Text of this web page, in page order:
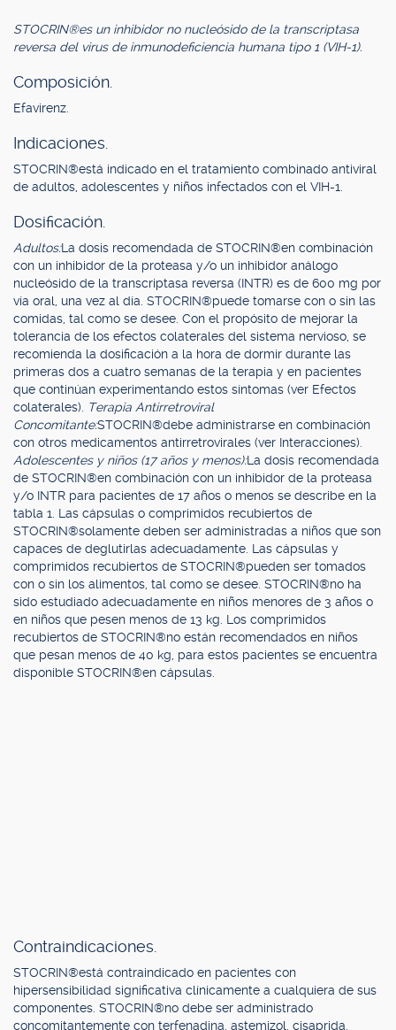
STOCRIN®es un inhibidor no nucleósido de la transcriptasa
reversa del virus de inmunodeficiencia humana tipo 1 (VIH-1).
Composición.
Efavirenz.
Indicaciones.
STOCRIN®está indicado en el tratamiento combinado antiviral
de adultos, adolescentes y niños infectados con el VIH-1.
Dosificación.
Adultos:La dosis recomendada de STOCRIN®en combinación
con un inhibidor de la proteasa y/o un inhibidor análogo
nucleósido de la transcriptasa reversa (INTR) es de 600 mg por
vía oral, una vez al día. STOCRIN®puede tomarse con o sin las
comidas, tal como se desee. Con el propósito de mejorar la
tolerancia de los efectos colaterales del sistema nervioso, se
recomienda la dosificación a la hora de dormir durante las
primeras dos a cuatro semanas de la terapia y en pacientes
que continúan experimentando estos síntomas (ver Efectos
colaterales). Terapia Antirretroviral
Concomitante:STOCRIN®debe administrarse en combinación
con otros medicamentos antirretrovirales (ver Interacciones).
Adolescentes y niños (17 años y menos):La dosis recomendada
de STOCRIN®en combinación con un inhibidor de la proteasa
y/o INTR para pacientes de 17 años o menos se describe en la
tabla 1. Las cápsulas o comprimidos recubiertos de
STOCRIN®solamente deben ser administradas a niños que son
capaces de deglutirlas adecuadamente. Las cápsulas y
comprimidos recubiertos de STOCRIN®pueden ser tomados
con o sin los alimentos, tal como se desee. STOCRIN®no ha
sido estudiado adecuadamente en niños menores de 3 años o
en niños que pesen menos de 13 kg. Los comprimidos
recubiertos de STOCRIN®no están recomendados en niños
que pesan menos de 40 kg, para estos pacientes se encuentra
disponible STOCRIN®en cápsulas.
Contraindicaciones.
STOCRIN®está contraindicado en pacientes con
hipersensibilidad significativa clínicamente a cualquiera de sus
componentes. STOCRIN®no debe ser administrado
concomitantemente con terfenadina, astemizol, cisaprida,